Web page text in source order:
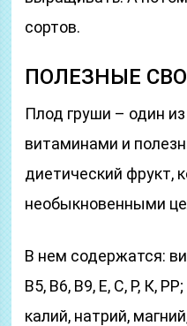
сортов.
ПОЛЕЗНЫЕ
Плод груши – один
витаминами и
диетический фрукт,
необыкновенными
В нем содержатся:
В5, В6, В9, Е, С, Р, К,
калий, натрий,